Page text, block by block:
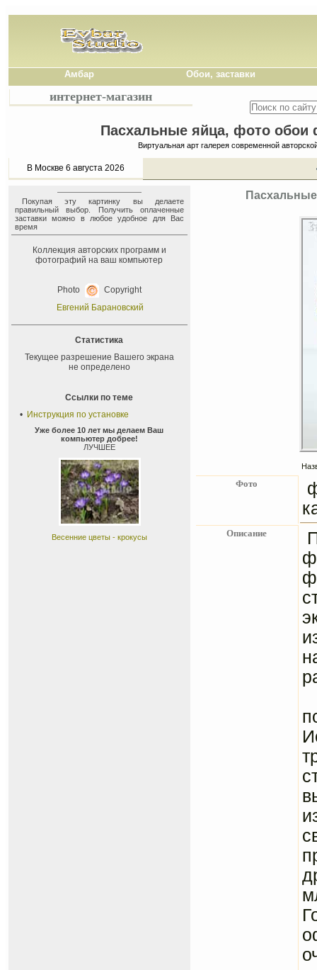
Амбар Обои, заставки
интернет-магазин
Пасхальные яйца, фото обои
Виртуальная арт галерея современной
В Москве 6 августа 2026
Покупая эту картинку вы делаете
правильный выбор. Получить оплаченные
заставки можно в любое удобное для Вас
время
Коллекция авторских программ и
фотографий на ваш компьютер
Photo
Copyright
Евгений Барановский
Статистика
Текущее разрешение Вашего экрана
не определено
Ссылки по теме
• Инструкция по установке
Уже более 10 лет мы делаем Ваш
компьютер добрее!
ЛУЧШЕЕ
Весенние цветы - крокусы
Фото
Описание